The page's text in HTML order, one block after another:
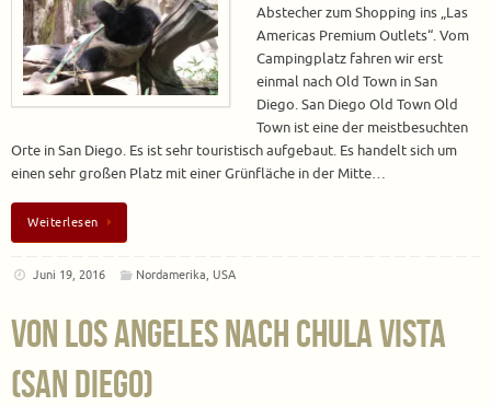
Abstecher zum Shopping ins „Las
Americas Premium Outlets“. Vom
Campingplatz fahren wir erst
einmal nach Old Town in San
Diego. San Diego Old Town Old
Town ist eine der meistbesuchten
Orte in San Diego. Es ist sehr touristisch aufgebaut. Es handelt sich um
einen sehr großen Platz mit einer Grünfläche in der Mitte…
Weiterlesen
Juni 19, 2016 Nordamerika, USA
Von Los Angeles nach Chula Vista
(San Diego)